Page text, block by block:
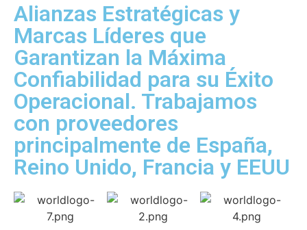
Alianzas Estratégicas y
Marcas Líderes que
Garantizan la Máxima
Confiabilidad para su Éxito
Operacional. Trabajamos
con proveedores
principalmente de España,
Reino Unido, Francia y EEUU